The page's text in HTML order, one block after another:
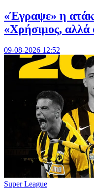
«Έγραψε» η
«Χρήσιμος, αλλά
09-08-2026 12:52
Super League